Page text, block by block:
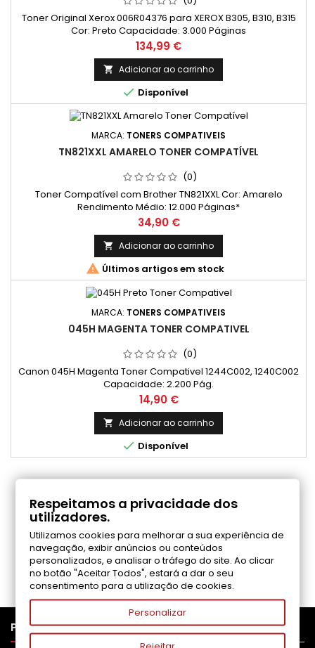
Toner Original Xerox 006R04376 para XEROX B305, B310, B315
Cor: Preto Capacidade: 3.000 Páginas
Preço
134,99 €
 Adicionar ao carrinho
 Disponível
MARCA: TONERS COMPATIVEIS
TN821XXL AMARELO TONER COMPATÍVEL
(0)
Toner Compatível com Brother TN821XXL Cor: Amarelo
Rendimento Médio: 12.000 Páginas*
Preço
34,90 €
 Adicionar ao carrinho
 Últimos artigos em stock
MARCA: TONERS COMPATIVEIS
045H MAGENTA TONER COMPATIVEL
(0)
Canon 045H Magenta Toner Compativel 1244C002, 1240C002
Capacidade: 2.200 Pág.
Preço
14,90 €
 Adicionar ao carrinho
 Disponível
COMENTÁRIOS (0)
Seja o primeiro a fazer uma avaliação
PRODUTOS 
Respeitamos a privacidade dos
utilizadores.
Utilizamos cookies para melhorar a sua experiência de
navegação, exibir anúncios ou conteúdos
personalizados, e analisar o tráfego do site. Ao clicar
no botão "Aceitar Todos", estará a dar o seu
consentimento para a utilização de cookies.
Personalizar